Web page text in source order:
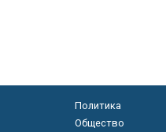
Политика
Общество